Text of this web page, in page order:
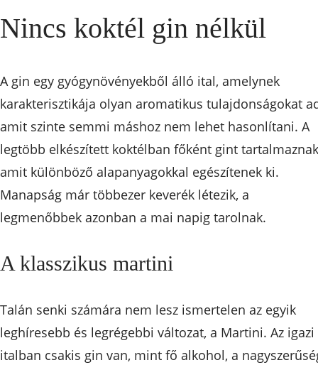
Nincs koktél gin nélkül
A gin egy gyógynövényekből álló ital, amelynek
karakterisztikája olyan aromatikus tulajdonságokat
amit szinte semmi máshoz nem lehet hasonlítani. A
legtöbb elkészített koktélban főként gint
amit különböző alapanyagokkal egészítenek ki.
Manapság már többezer keverék létezik, a
legmenőbbek azonban a mai napig tarolnak.
A klasszikus martini
Talán senki számára nem lesz ismertelen az egyik
leghíresebb és legrégebbi változat, a Martini. Az igazi
italban csakis gin van, mint fő alkohol, a